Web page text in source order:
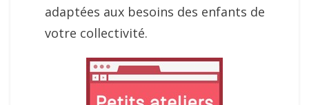
adaptées aux besoins des enfants de
votre collectivité.